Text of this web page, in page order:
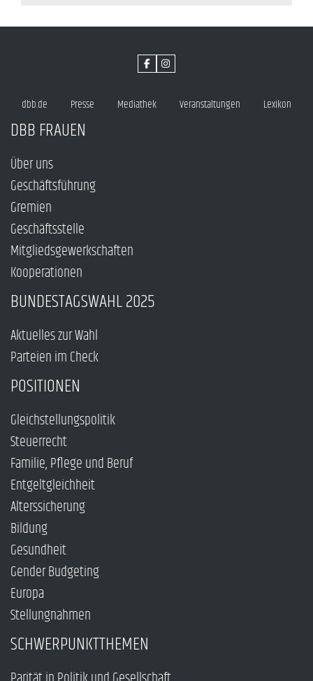
dbb.de Presse Mediathek Veranstaltungen Lexikon
DBB FRAUEN
Über uns
Geschäftsführung
Gremien
Geschäftsstelle
Mitgliedsgewerkschaften
Kooperationen
BUNDESTAGSWAHL 2025
Aktuelles zur Wahl
Parteien im Check
POSITIONEN
Gleichstellungspolitik
Steuerrecht
Familie, Pflege und Beruf
Entgeltgleichheit
Alterssicherung
Bildung
Gesundheit
Gender Budgeting
Europa
Stellungnahmen
SCHWERPUNKTTHEMEN